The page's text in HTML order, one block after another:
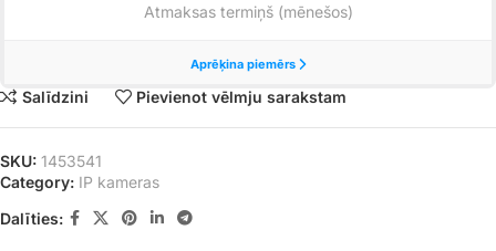
Salīdzini Pievienot vēlmju sarakstam
SKU: 1453541
Category: IP kameras
Dalīties: